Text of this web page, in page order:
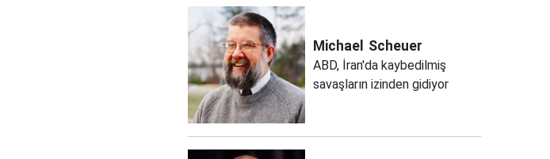
Michael Scheuer
ABD, İran'da kaybedilmiş
savaşların izinden gidiyor